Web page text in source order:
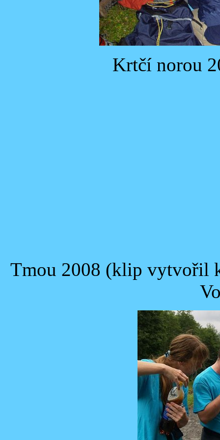
Krtčí norou
Tmou 2008 (klip vytvořil